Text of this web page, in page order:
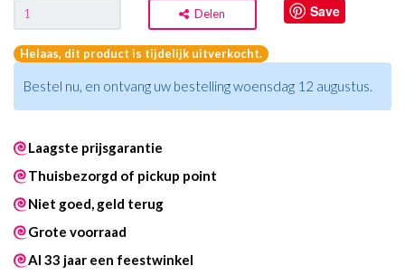
Delen Save
Helaas, dit product is tijdelijk uitverkocht.
Bestel nu, en ontvang uw bestelling woensdag 12 augustus.
Laagste prijsgarantie
Thuisbezorgd of pickup point
Niet goed, geld terug
Grote voorraad
Al 33 jaar een feestwinkel